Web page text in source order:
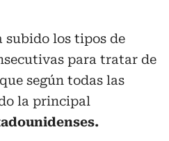
subido los tipos de
para tratar de
según todas las
la principal